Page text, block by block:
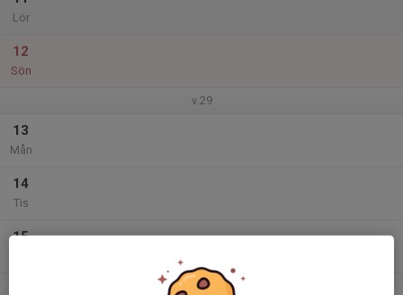
Lör
12
Sön
v.29
13
Mån
14
Tis
15